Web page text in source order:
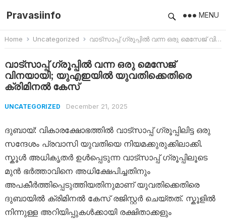
Pravasiinfo MENU
Home Uncategorized വാട്സാപ്പ് ഗ്രൂപ്പിൽ വന്ന ഒരു മെസേജ് വിനയായി; യുഎഇയിൽ യുവതിക്കെതിരെ ക്രിമിനൽ കേസ്
വാട്സാപ്പ് ഗ്രൂപ്പിൽ വന്ന ഒരു മെസേജ്
വിനയായി; യുഎഇയിൽ യുവതിക്കെതിരെ
ക്രിമിനൽ കേസ്
UNCATEGORIZED December 21, 2025
ദുബായ്: വികാരക്ഷോഭത്തിൽ വാട്സാപ്പ് ഗ്രൂപ്പിലിട്ട ഒരു
സന്ദേശം പ്രവാസി യുവതിയെ നിയമക്കുരുക്കിലാക്കി.
സ്കൂൾ അധികൃതർ ഉൾപ്പെടുന്ന വാട്സാപ്പ് ഗ്രൂപ്പിലൂടെ
മുൻ ഭർത്താവിനെ അധിക്ഷേപിച്ചതിനും
അപകീർത്തിപ്പെടുത്തിയതിനുമാണ് യുവതിക്കെതിരെ
ദുബായിൽ ക്രിമിനൽ കേസ് രജിസ്റ്റർ ചെയ്തത്. സ്കൂളിൽ
നിന്നുള്ള അറിയിപ്പുകൾക്കായി രക്ഷിതാക്കളും